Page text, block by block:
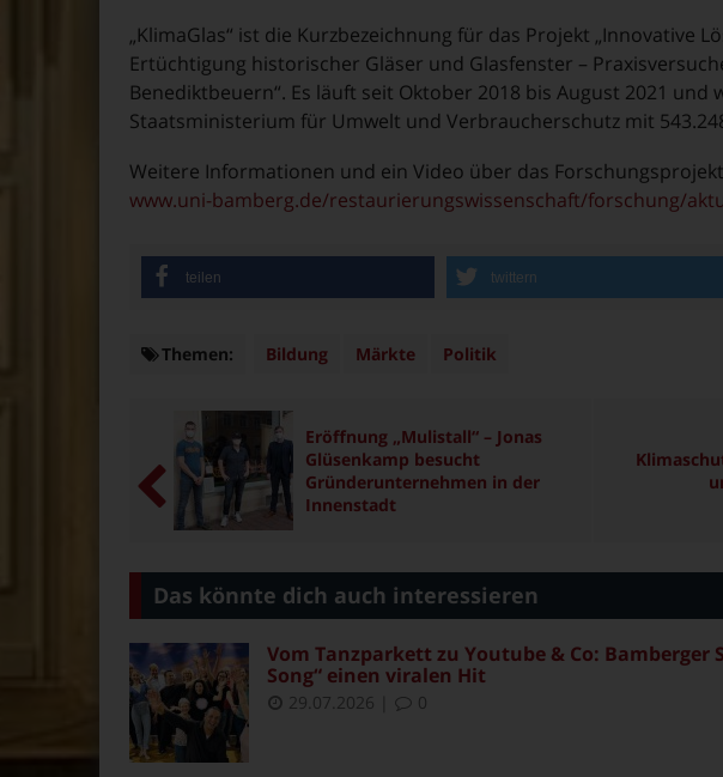
„KlimaGlas“ ist die Kurzbezeichnung für das Projekt „Innovative
Ertüchtigung historischer Gläser und Glasfenster –
Benediktbeuern“. Es läuft seit Oktober 2018 bis August 2021 und
Staatsministerium für Umwelt und Verbraucherschutz mit
Weitere Informationen und ein Video über das
www.uni-bamberg.de/restaurierungswissenschaft/forschung/
teilen twittern
Themen: Themen
Bildung Märkte Politik
Eröffnung „Mulistall“ – Jonas
Glüsenkamp besucht
Gründerunternehmen in der
Innenstadt
Das könnte dich auch interessieren
Vom Tanzparkett zu Youtube & Co: Bamberger
Song“ einen viralen Hit
29.07.2026 0